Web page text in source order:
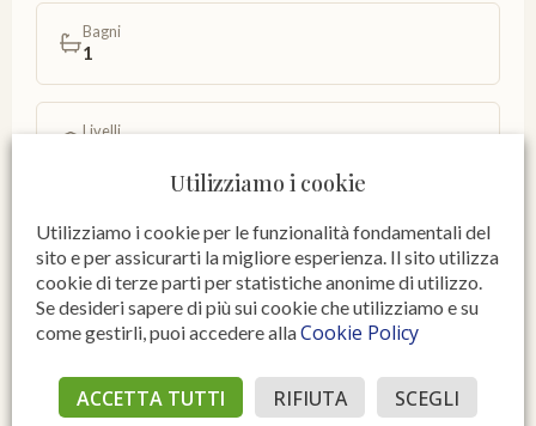
Bagni
1
Livelli
Cucina
Abitabile
Esposizione
Esterna Interna
Utilizziamo i cookie
Utilizziamo i cookie per le funzionalità fondamentali del
sito e per assicurarti la migliore esperienza. Il sito utilizza
cookie di terze parti per statistiche anonime di utilizzo.
Se desideri sapere di più sui cookie che utilizziamo e su
come gestirli, puoi accedere allaCookie Policy
ACCETTA TUTTI RIFIUTA
SCEGLI